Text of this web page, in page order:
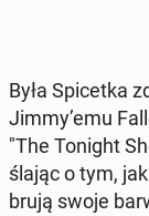
Była Spi­cet­ka
Jimmy’emu
"The Tonight
śla­jąc o tym,
bru­ją swoje